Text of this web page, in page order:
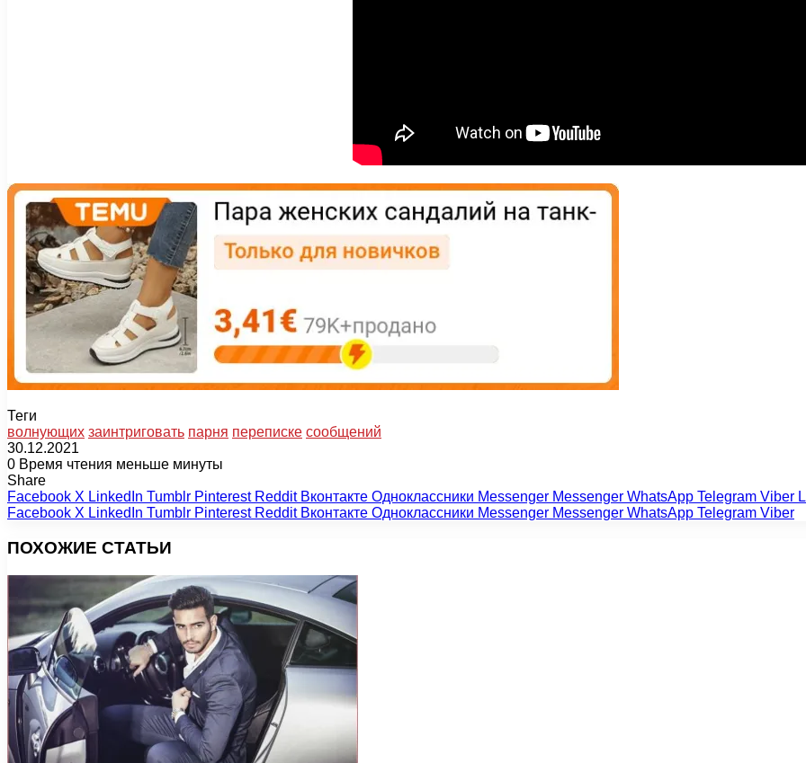
Теги
волнующих заинтриговать парня переписке сообщений
30.12.2021
0 Время чтения меньше минуты
Share
Facebook X LinkedIn Tumblr Pinterest Reddit Вконтакте Одноклассники Messenger Messenger WhatsApp Telegram Viber
Facebook X LinkedIn Tumblr Pinterest Reddit Вконтакте Одноклассники Messenger Messenger WhatsApp Telegram Viber
ПОХОЖИЕ СТАТЬИ